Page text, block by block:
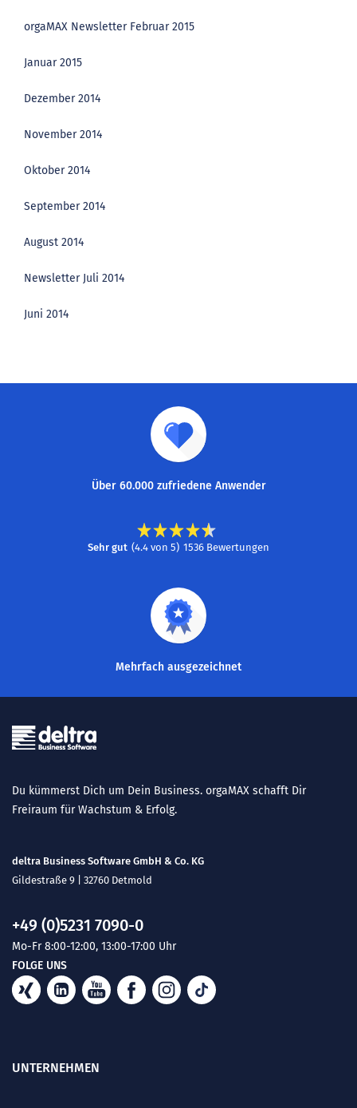
orgaMAX Newsletter Februar 2015
Januar 2015
Dezember 2014
November 2014
Oktober 2014
September 2014
August 2014
Newsletter Juli 2014
Juni 2014
Über 60.000 zufriedene Anwender
Sehr gut (4.4 von 5) 1536 Bewertungen
Mehrfach ausgezeichnet
Du kümmerst Dich um Dein Business. orgaMAX schafft Dir
Freiraum für Wachstum & Erfolg.
deltra Business Software GmbH & Co. KG
Gildestraße 9 | 32760 Detmold
+49 (0)5231 7090-0
Mo-Fr 8:00-12:00, 13:00-17:00 Uhr
FOLGE UNS
UNTERNEHMEN